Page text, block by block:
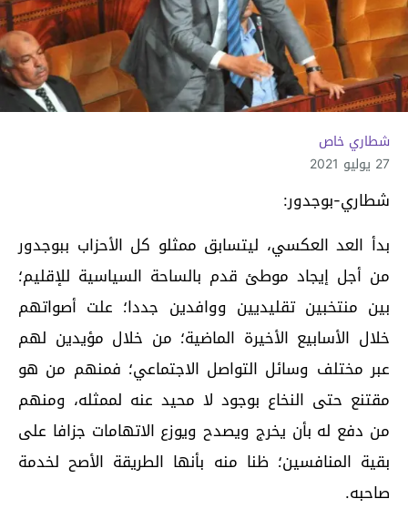
شطاري خاص
27 يوليو 2021
شطاري-بوجدور:
بدأ العد العكسي، ليتسابق ممثلو كل الأحزاب ببوجدور
من أجل إيجاد موطئ قدم بالساحة السياسية للإقليم؛
بين منتخبين تقليديين ووافدين جددا؛ علت أصواتهم
خلال الأسابيع الأخيرة الماضية؛ من خلال مؤيدين لهم
عبر مختلف وسائل التواصل الاجتماعي؛ فمنهم من هو
مقتنع حتى النخاع بوجود لا محيد عنه لممثله، ومنهم
من دفع له بأن يخرج ويصدح ويوزع الاتهامات جزافا على
بقية المنافسين؛ ظنا منه بأنها الطريقة الأصح لخدمة
صاحبه.